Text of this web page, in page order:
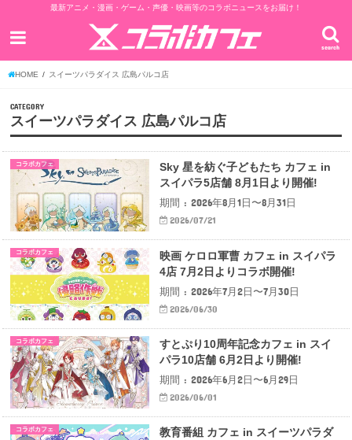
最新アニメ・漫画・ゲーム・声優・映画等のコラボニュースをお届け！
search
HOME スイーツパラダイス 広島パルコ店
CATEGORY
スイーツパラダイス 広島パルコ店
コラボカフェ
Sky 星を紡ぐ子どもたち カフェ in
スイパラ5店舗 8月1日より開催!
期間 : 2026年8月1日〜8月31日
2026/07/21
コラボカフェ
映画 ケロロ軍曹 カフェ in スイパラ
4店 7月2日よりコラボ開催!
期間 : 2026年7月2日〜7月30日
2026/06/30
コラボカフェ
すとぷり10周年記念カフェ in スイ
パラ10店舗 6月2日より開催!
期間 : 2026年6月2日〜6月29日
2026/06/01
コラボカフェ
教育番組 カフェ in スイーツパラダ